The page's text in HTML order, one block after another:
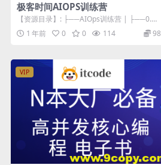
极客时间AIOPS训练营
【资源目录】: ├──AIOps训练营 | ├──0.开
营及直播 | | ├──...
1 年前 0 0 114 98
VIP